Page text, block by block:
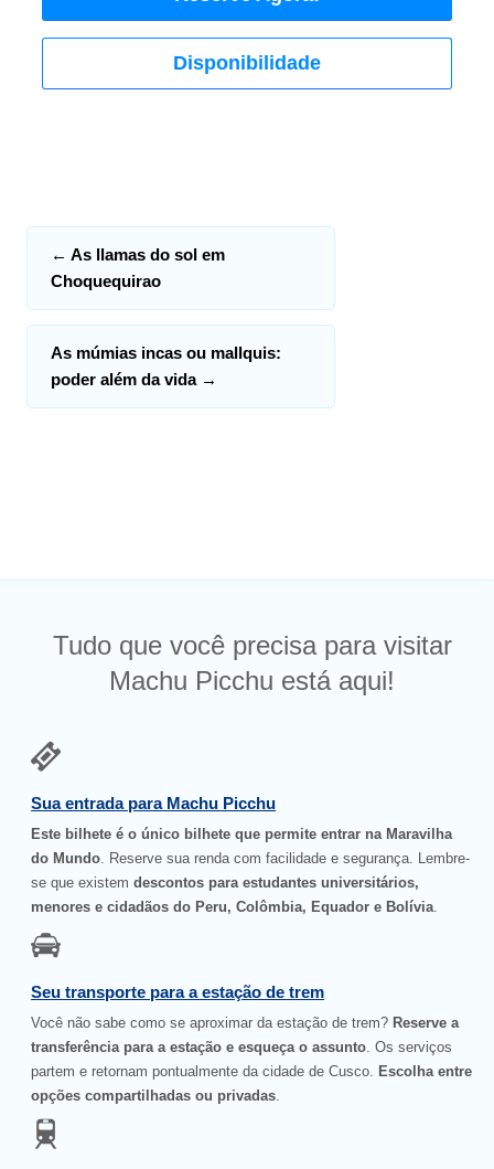
Disponibilidade
← As llamas do sol em
Choquequirao
As múmias incas ou mallquis:
poder além da vida →
Tudo que você precisa para visitar
Machu Picchu está aqui!
Sua entrada para Machu Picchu
Este bilhete é o único bilhete que permite entrar na Maravilha
do Mundo. Reserve sua renda com facilidade e segurança. Lembre-
se que existemdescontos para estudantes universitários,
menores e cidadãos do Peru, Colômbia, Equador e Bolívia.
Seu transporte para a estação de trem
Você não sabe como se aproximar da estação de trem? Reserve a
transferência para a estação e esqueça o assunto. Os serviços
partem e retornam pontualmente da cidade de Cusco. Escolha entre
opções compartilhadas ou privadas.